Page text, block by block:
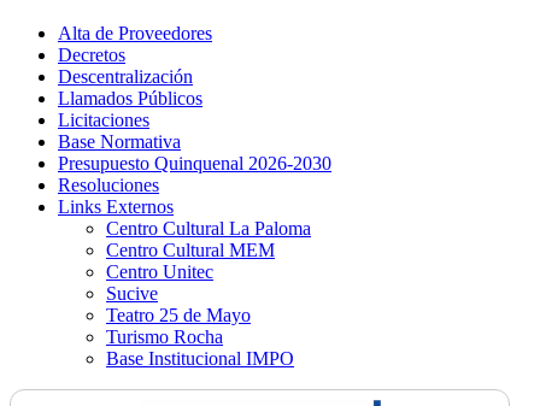
Alta de Proveedores
Decretos
Descentralización
Llamados Públicos
Licitaciones
Base Normativa
Presupuesto Quinquenal 2026-2030
Resoluciones
Links Externos
Centro Cultural La Paloma
Centro Cultural MEM
Centro Unitec
Sucive
Teatro 25 de Mayo
Turismo Rocha
Base Institucional IMPO